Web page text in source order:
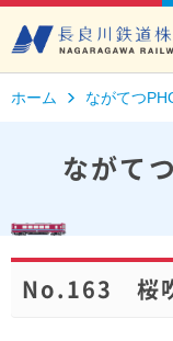
ホーム ながてつ
ながて
No.163 桜